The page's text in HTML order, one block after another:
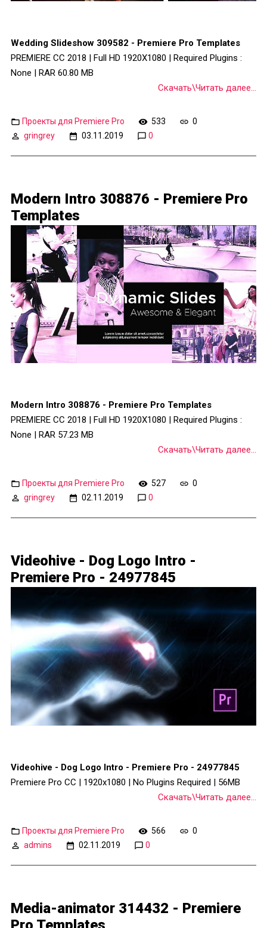
Wedding Slideshow 309582 - Premiere Pro Templates
PREMIERE CC 2018 | Full HD 1920X1080 | Required Plugins :
None | RAR 60.80 MB
Скачать\Читать далее...
Проекты для Premiere Pro 533
0
gringrey
03.11.2019 0
Modern Intro 308876 - Premiere Pro
Templates
Modern Intro 308876 - Premiere Pro Templates
PREMIERE CC 2018 | Full HD 1920X1080 | Required Plugins :
None | RAR 57.23 MB
Скачать\Читать далее...
Проекты для Premiere Pro 527
0
gringrey
02.11.2019 0
Videohive - Dog Logo Intro -
Premiere Pro - 24977845
Videohive - Dog Logo Intro - Premiere Pro - 24977845
Premiere Pro CC | 1920x1080 | No Plugins Required | 56MB
Скачать\Читать далее...
Проекты для Premiere Pro 566
0
admins
02.11.2019 0
Media-animator 314432 - Premiere